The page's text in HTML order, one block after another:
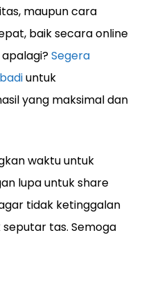
maupun cara
baik secara online
Segera
untuk
yang maksimal dan
waktu untuk
lupa untuk share
tidak ketinggalan
tas. Semoga